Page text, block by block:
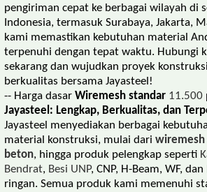
pengiriman cepat ke berbagai wilayah di
Indonesia, termasuk Surabaya, Jakarta,
kami memastikan kebutuhan material
terpenuhi dengan tepat waktu. Hubungi
sekarang dan wujudkan proyek konstruksi
berkualitas bersama Jayasteel!
-- Harga dasar Wiremesh standar 11.500
Jayasteel: Lengkap, Berkualitas, dan
Jayasteel menyediakan berbagai
material konstruksi, mulai dari wiremesh
beton, hingga produk pelengkap seperti
Bendrat, Besi UNP, CNP, H-Beam, WF, dan
ringan. Semua produk kami memenuhi